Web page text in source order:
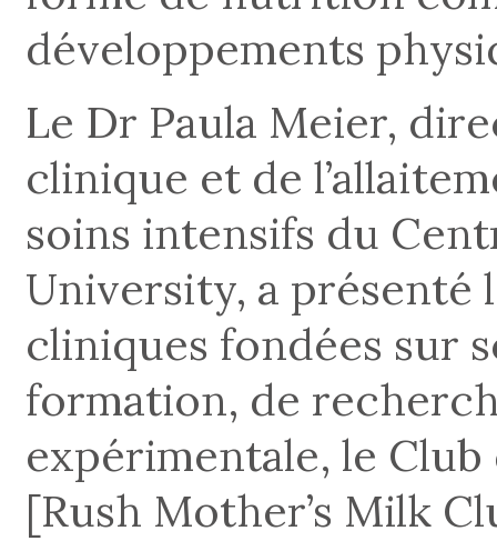
développements
Le Dr Paula Meier,
clinique et de
soins intensifs du
University, a présenté
cliniques fondées sur
formation, de
expérimentale, le
[Rush Mother’s Milk